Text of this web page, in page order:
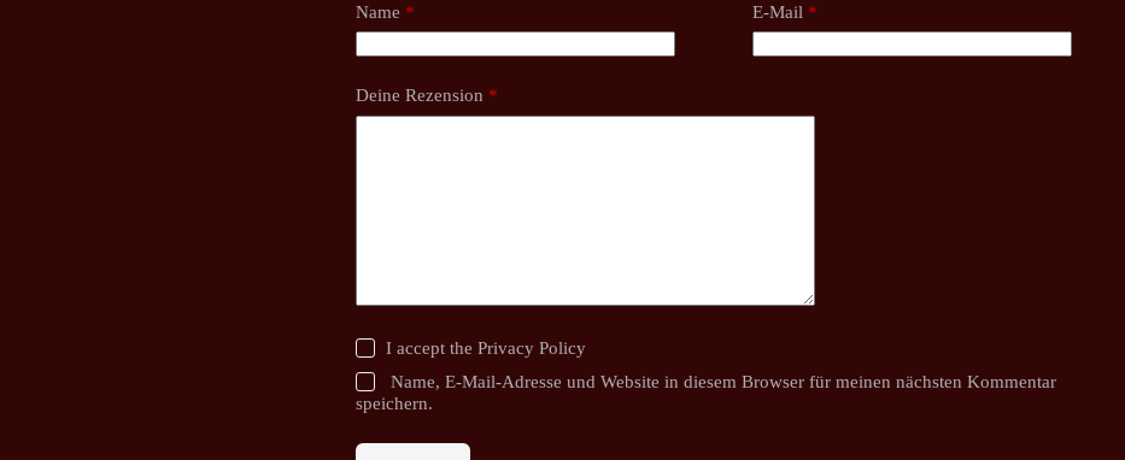
Name * E-Mail *
Deine Rezension *
I accept the Privacy Policy
Name, E-Mail-Adresse und Website in diesem Browser für meinen nächsten Kommentar
speichern.